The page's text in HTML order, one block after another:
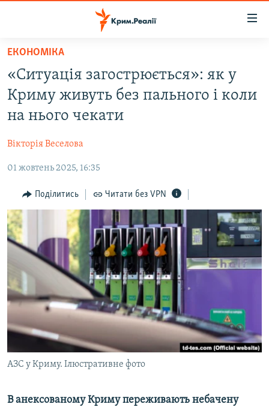
Перейти
основного
матеріалу
Перейти
до
основної
навігації
Перейти
пошуку
ВОДА.КРИМ
ВІДЕО ТА ФОТО
БЛОГИ
ПОГЛЯД
ІНТЕРВ'Ю
ВСЕ ЗА ДЕНЬ
СПЕЦПРОЕКТИ
ДЕПОРТАЦІЯ
ВІДЕОУРОКИ «ELIFBE»
СВІДЧЕННЯ ОКУПАЦІЇ
УКРАЇНСЬКА ПРОБЛЕМА КРИМУ
ІНФОГРАФІКА
ЯК ОБІЙТИ БЛОКУВАННЯ
Русский
Qırımtatar
ДОЛУЧАЙСЯ!
Усі сайти RFE/RL
ЕКОНОМІКА
«Ситуація загострюється»: як у
Криму живуть без пального і коли
на нього чекати
Вікторія Веселова
01 жовтень 2025, 16:35
Поділитись Читати без VPN
АЗС у Криму. Ілюстративне фото
В анексованому Криму переживають небачену